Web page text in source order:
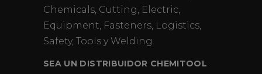
Chemicals, Cutting, Electric,
Equipment, Fasteners, Logistics,
Safety, Tools y Welding.
SEA UN DISTRIBUIDOR CHEMITOOL